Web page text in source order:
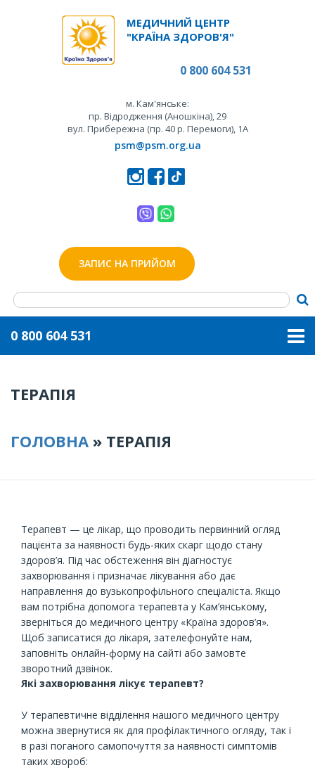
МЕДИЧНИЙ ЦЕНТР
"КРАЇНА ЗДОРОВ'Я"
0 800 604 531
м. Кам'янське:
пр. Відродження (Аношкіна), 29
вул. Прибережна (пр. 40 р. Перемоги), 1А
psm@psm.org.ua
ЗАПИС НА ПРИЙОМ
0 800 604 531
ТЕРАПІЯ
ГОЛОВНА » ТЕРАПІЯ
Терапевт — це лікар, що проводить первинний огляд
пацієнта за наявності будь-яких скарг щодо стану
здоров’я. Під час обстеження він діагностує
захворювання і призначає лікування або дає
направлення до вузькопрофільного спеціаліста. Якщо
вам потрібна допомога терапевта у Кам’янському,
зверніться до медичного центру «Країна здоров’я».
Щоб записатися до лікаря, зателефонуйте нам,
заповніть онлайн-форму на сайті або замовте
зворотний дзвінок.
Які захворювання лікує терапевт?
У терапевтичне відділення нашого медичного центру
можна звернутися як для профілактичного огляду, так і
в разі поганого самопочуття за наявності симптомів
таких хвороб: